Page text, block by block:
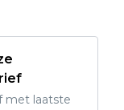
met laatste